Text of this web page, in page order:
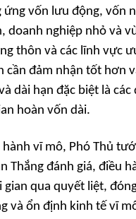
ứng vốn lưu động, vốn
doanh nghiệp nhỏ và
thôn và các lĩnh vực
cần đảm nhận tốt hơn
dài hạn đặc biệt là
hoàn vốn dài.
hành vĩ mô, Phó Thủ
Thắng đánh giá, điều
qua quyết liệt,
và ổn định kinh tế vĩ